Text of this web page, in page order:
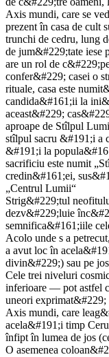
Axis mundi, care se
prezent în casa de cult
trunchi de cedru, lung
de jum&#229;tate iese
are un rol de
confer&#229; casei o
rituale, casa este
candida&#161;ii la
aceast&#229;
aproape de Stîlpul
stîlpul sacru &#191;i a
&#191;i la
sacrificiu este numit
credin&#161;ei,
„Centrul Lumii“
Strig&#229;tul
dezv&#229;luie
semnifica&#161;iile
Acolo unde s a
a avut loc în
divin&#229;) sau pe
Cele trei niveluri
inferioare — pot astfel
uneori
Axis mundi, care
acela&#191;i timp
înfipt în lumea de jos
O asemenea